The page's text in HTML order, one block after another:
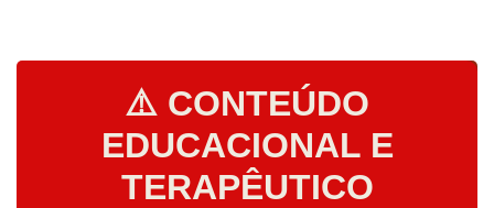
⚠️ CONTEÚDO
EDUCACIONAL E
TERAPÊUTICO